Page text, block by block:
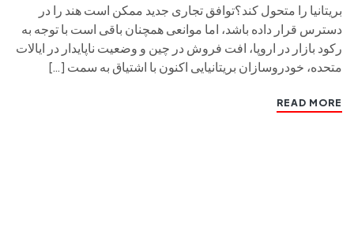
بریتانیا را متحول کند؟توافق تجاری جدید ممکن است هند را در
دسترس قرار داده باشد، اما موانعی همچنان باقی است با توجه به
رکود بازار در اروپا، افت فروش در چین و وضعیت ناپایدار در ایالات
متحده، خودروسازان بریتانیایی اکنون با اشتیاق به سمت […]
READ MORE